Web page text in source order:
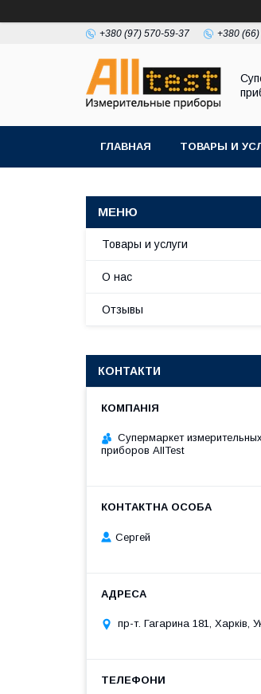
+380 (97) 570-59-37 +380
ГЛАВНАЯ ТОВАРЫ И
Товары и услуги
О нас
Отзывы
КОНТАКТИ
Супермаркет
приборов AllTest
Сергей
пр-т. Гагарина 181, Харків,